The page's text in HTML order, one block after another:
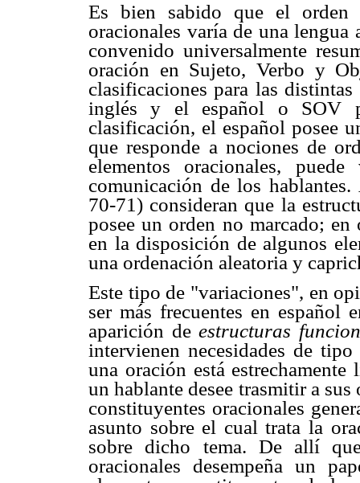
Es bien sabido que el orden
oracionales varía de una
convenido universalmente
oración en Sujeto, Verbo y
clasificaciones para las
inglés y el español o SOV
clasificación, el español posee
que responde a nociones de
elementos oracionales,
comunicación de los
70-71) consideran que la
posee un orden no marcado;
en la disposición de algunos
una ordenación aleatoria y
Este tipo de "variaciones", en
ser más frecuentes en español
aparición deestructuras
intervienen necesidades de
una oración está
un hablante desee trasmitir a
constituyentes oracionales
asunto sobre el cual trata la
sobre dicho tema. De allí
oracionales desempeña un